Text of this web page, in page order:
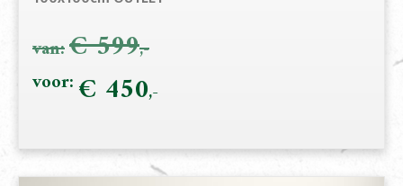
€599
Oorspronkelijke
€ 599.
€ 450
€